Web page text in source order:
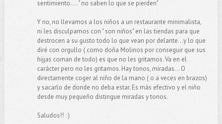
sentimiento.... " no saben lo que se pierden"
Y no, no llevamos a los niños a un restaurante minimalista,
ni les disculpamos con " son niños" en las tiendas para que
destrocen a su gusto todo lo que vean por delante...y lo que
diré con orgullo ( como doña Molinos por conseguir que sus
hijjas coman de todo) es que no les gritamos. Va en el
carácter pero no les gritamos. Hay tonos, miradas... O
directamente coger al niño de la mano ( o a veces en brazos)
y sacarlo de donde no deba estar. Es más efectivo y el niño
desde muy pequeño distingue miradas y tonos.
Saludos!! : )